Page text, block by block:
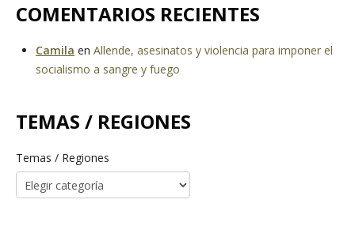
COMENTARIOS RECIENTES
Camila en Allende, asesinatos y violencia para imponer el
socialismo a sangre y fuego
TEMAS / REGIONES
Temas / Regiones